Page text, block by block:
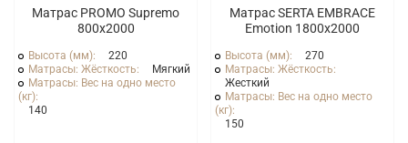
Матрас PROMO Supremo
800x2000
Высота (мм):
220
Матрасы: Жёсткость:
Мягкий
Матрасы: Вес на одно место
(кг):
140
Матрас SERTA EMBRACE
Emotion 1800x2000
Высота (мм):
270
Матрасы: Жёсткость:
Жесткий
Матрасы: Вес на одно место
(кг):
150